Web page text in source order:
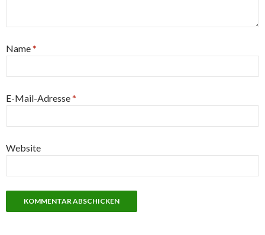
Name*
E-Mail-Adresse*
Website